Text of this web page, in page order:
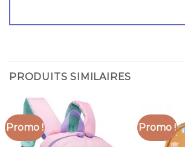
PRODUITS SIMILAIRES
Promo ! Promo !